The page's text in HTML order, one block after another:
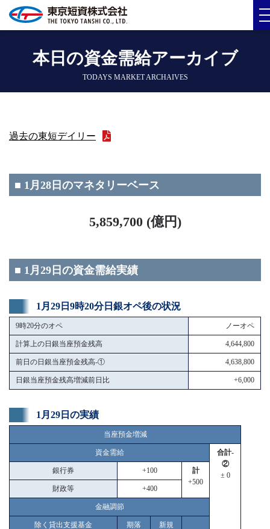
本日の資金需給アーカイブ
TODAYS MARKET ARCHAIVES
過去の東短デイリー
■ 1月28日のマネタリーベース
5,859,700 (億円)
■ 1月29日の資金需給実績
1月29日9時20分日銀オペ後の状況
9時20分のオペ ノーオペ
計算上の日銀当座預金残高 4,644,800
前日の日銀当座預金残高-① 4,638,800
日銀当座預金残高増減前日比 +6,000
1月29日の実績
当座預金増減
資金需給
合計-
②
± 0
銀行券 +100
計
+500
財政等 +400
金融調節
除く貸出支援基金 期落 新規